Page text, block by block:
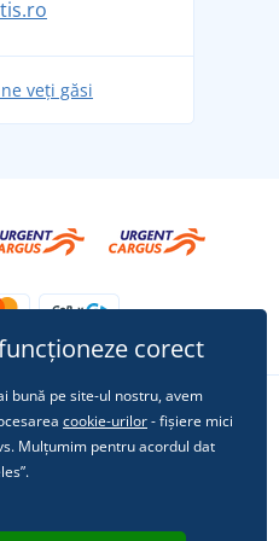
principal: ținute pentru
veți găsi
rețelele sociale
corect
bună pe site-ul nostru, avem
cookie-urilor- fișiere mici
Mulțumim pentru acordul dat